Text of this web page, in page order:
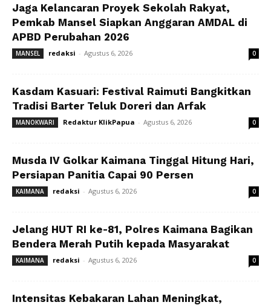
Jaga Kelancaran Proyek Sekolah Rakyat,
Pemkab Mansel Siapkan Anggaran AMDAL di
APBD Perubahan 2026
MANSEL redaksi - Agustus 6, 2026 0
Kasdam Kasuari: Festival Raimuti Bangkitkan
Tradisi Barter Teluk Doreri dan Arfak
MANOKWARI Redaktur KlikPapua - Agustus 6, 2026 0
Musda IV Golkar Kaimana Tinggal Hitung Hari,
Persiapan Panitia Capai 90 Persen
KAIMANA redaksi - Agustus 6, 2026 0
Jelang HUT RI ke-81, Polres Kaimana Bagikan
Bendera Merah Putih kepada Masyarakat
KAIMANA redaksi - Agustus 6, 2026 0
Intensitas Kebakaran Lahan Meningkat,